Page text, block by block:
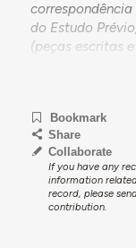
do Estudo
(peças escritas
Projeto de
volume de
Bookmark
Share
Collaborate
If you have any
information
record, please
contribution.